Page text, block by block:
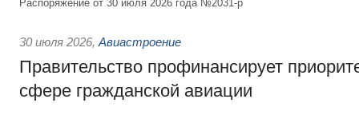
Распоряжение от 30 июля 2026 года №2031-р
30 июля 2026, Авиастроение
Правительство профинансирует
сфере гражданской авиации